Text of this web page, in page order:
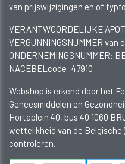
van prijswijzigingen en of
VERANTWOORDELIJKE
VERGUNNINGSNUMMER van
ONDERNEMINGSNUMMER:
NACEBELcode: 47910
Webshop is erkend door het
Geneesmiddelen en
Hortaplein 40, bus 40 1060
wettelikheid van de Belgische
controleren.